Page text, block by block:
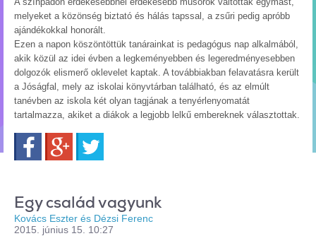
melyeket a közönség biztató és hálás tapssal, a zsűri pedig apróbb
ajándékokkal honorált.
Ezen a napon köszöntöttük tanárainkat is pedagógus nap alkalmából,
akik közül az idei évben a legkeményebben és legeredményesebben
dolgozók elismerő oklevelet kaptak. A továbbiakban felavatásra került
a Jóságfal, mely az iskolai könyvtárban található, és az elmúlt
tanévben az iskola két olyan tagjának a tenyérlenyomatát
tartalmazza, akiket a diákok a legjobb lelkű embereknek választottak.
FacebookGoogle+
Egy család vagyunk
Kovács Eszter és Dézsi Ferenc
2015. június 15. 10:27